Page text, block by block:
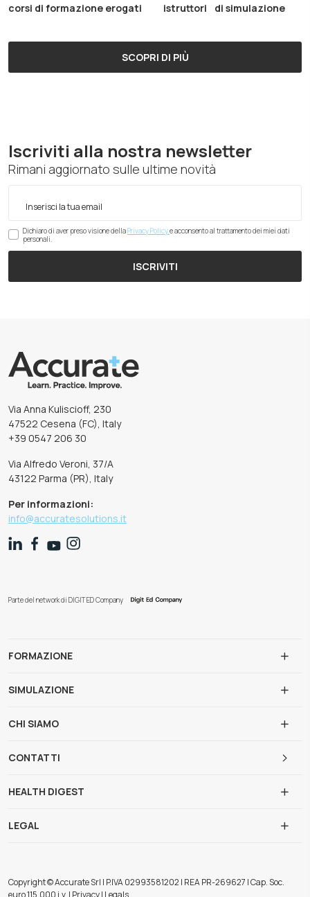
corsi di formazione erogati istruttori di simulazione
SCOPRI DI PIÙ
Iscriviti alla nostra newsletter
Rimani aggiornato sulle ultime novità
Dichiaro di aver preso visione dellaPrivacy Policye acconsento al trattamento dei miei dati
personali.
ISCRIVITI
Via Anna Kuliscioff, 230
47522 Cesena (FC), Italy
+39 0547 206 30
Via Alfredo Veroni, 37/A
43122 Parma (PR), Italy
Per informazioni:
info@accuratesolutions.it
Parte del network di DIGIT ED Company
FORMAZIONE
SIMULAZIONE
CHI SIAMO
CONTATTI
HEALTH DIGEST
LEGAL
Copyright © Accurate Srl | P.IVA 02993581202 | REA PR-269627 | Cap. Soc.
euro 115.000 i.v. | Privacy | Legals